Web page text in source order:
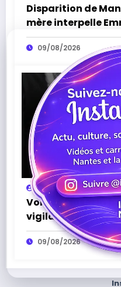
Disparition de
mère interpelle
une cagnotte
ferme
09/08/2026
Infos Média 0
Vols par ruse : la
vigilance après
Loire-Atlantique
09/08/2026